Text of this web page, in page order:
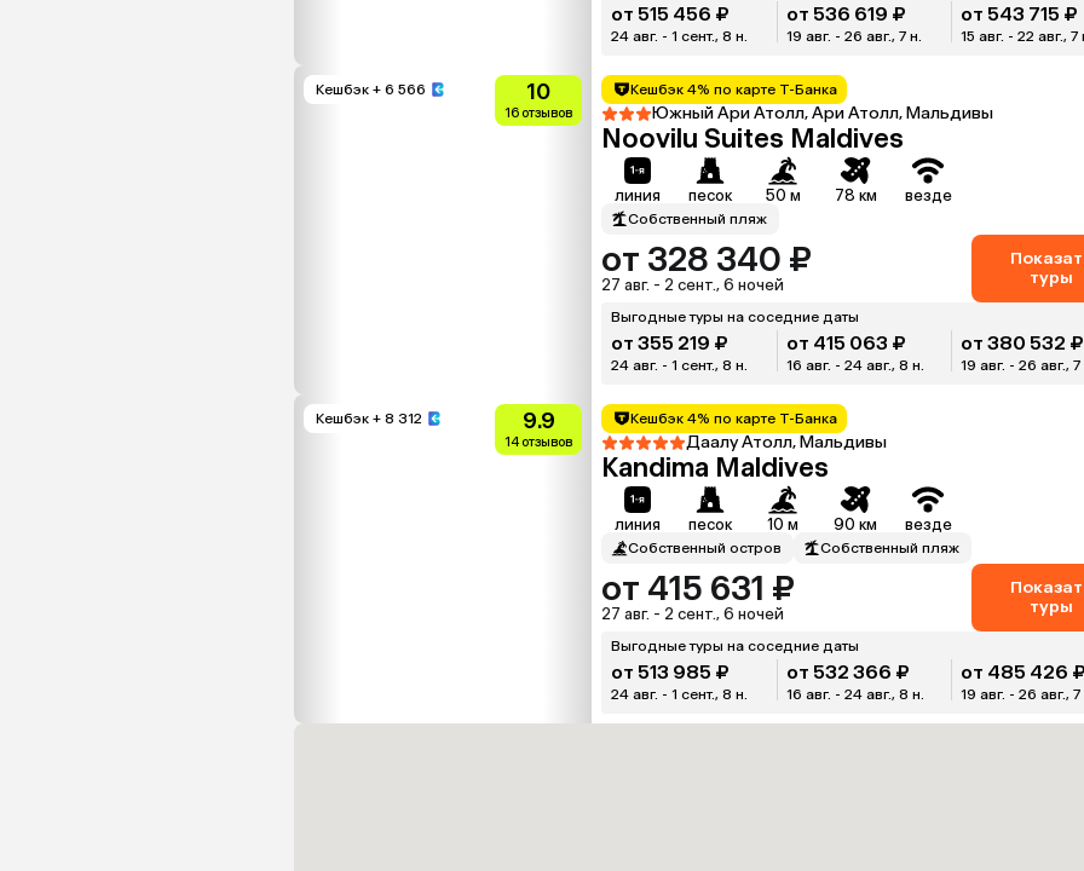
от 515 456 ₽
24 авг. - 1 сент., 8 н.
от 536 619 ₽
19 авг. - 26 авг., 7 н.
от 543 715 ₽
15 авг. - 22 авг., 7
Кешбэк + 6 566 10
16 отзывов
Кешбэк 4% по карте Т-Банка
Южный Ари Атолл, Ари Атолл, Мальдивы
Noovilu Suites Maldives
линия песок 50 м 78 км везде
Собственный пляж
от 328 340 ₽
27 авг. - 2 сент., 6 ночей
туры
Выгодные туры на соседние даты
от 355 219 ₽
24 авг. - 1 сент., 8 н.
от 415 063 ₽
16 авг. - 24 авг., 8 н.
от 380 532 ₽
19 авг. - 26 авг., 7
Кешбэк + 8 312 9.9
14 отзывов
Кешбэк 4% по карте Т-Банка
Даалу Атолл, Мальдивы
Kandima Maldives
линия песок 10 м 90 км везде
Собственный остров Собственный пляж
от 415 631 ₽
27 авг. - 2 сент., 6 ночей
туры
Выгодные туры на соседние даты
от 513 985 ₽
24 авг. - 1 сент., 8 н.
от 532 366 ₽
16 авг. - 24 авг., 8 н.
от 485 426
19 авг. - 26 авг., 7